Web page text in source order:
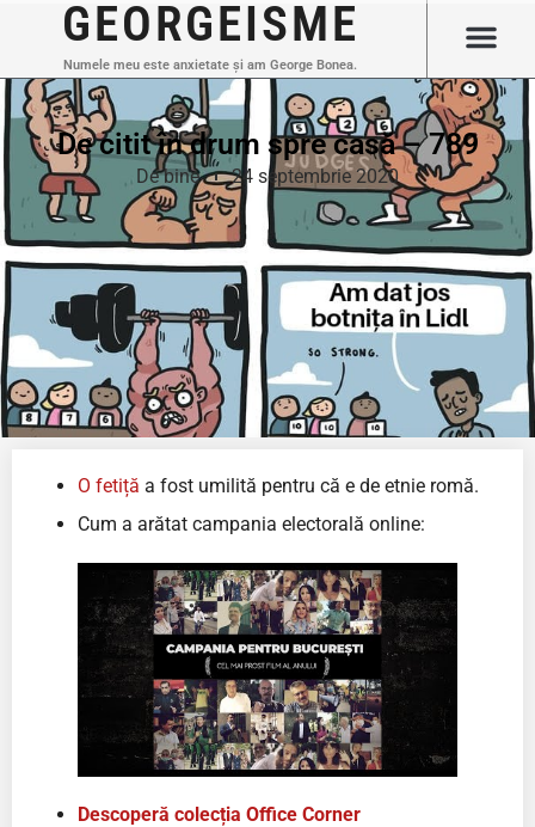
GEORGEISME
Numele meu este anxietate și am George Bonea.
De citit în drum spre casă – 789
De bine 24 septembrie 2020
O fetiță a fost umilită pentru că e de etnie romă.
Cum a arătat campania electorală online:
Descoperă colecția Office Corner